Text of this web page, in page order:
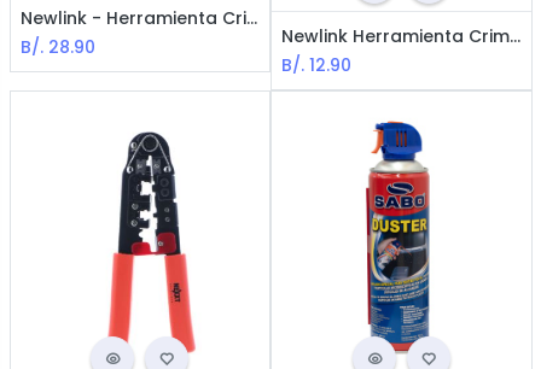
Newlink - Herramienta Crimper Multifuncional para Plug Modular RJ45
B/. 28.90
Newlink Herramienta Crimper - Plug Modular RJ45
B/. 12.90